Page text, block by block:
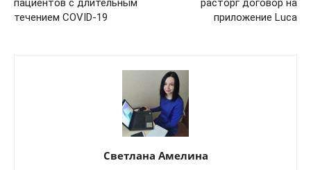
пациентов с длительным
течением COVID-19
расторг договор на
приложение Luca
Светлана Амелина